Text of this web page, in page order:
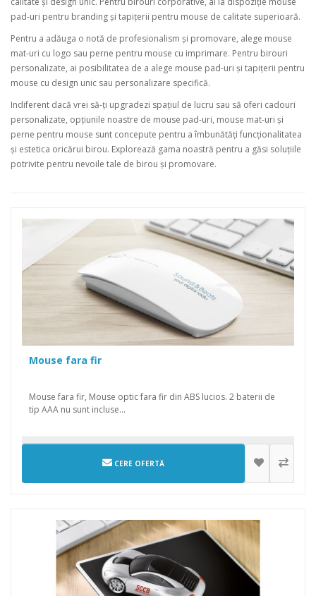
pad-uri pentru branding și tapițerii pentru mouse de calitate superioară.
Pentru a adăuga o notă de profesionalism și promovare, alege mouse
mat-uri cu logo sau perne pentru mouse cu imprimare. Pentru birouri
personalizate, ai posibilitatea de a alege mouse pad-uri și tapițerii pentru
mouse cu design unic sau personalizare specifică.
Indiferent dacă vrei să-ți upgradezi spațiul de lucru sau să oferi cadouri
personalizate, opțiunile noastre de mouse pad-uri, mouse mat-uri și
perne pentru mouse sunt concepute pentru a îmbunătăți funcționalitatea
și estetica oricărui birou. Explorează gama noastră pentru a găsi soluțiile
potrivite pentru nevoile tale de birou și promovare.
Mouse fara fir
Mouse fara fir, Mouse optic fara fir din ABS lucios. 2 baterii de
tip AAA nu sunt incluse...
CERE OFERTĂ